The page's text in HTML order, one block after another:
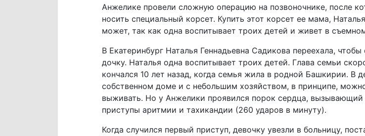
Анжелике провели сложную операцию на позвоночнике, после
носить специальный корсет. Купить этот корсет ее мама,
может, так как одна воспитывает троих детей и живет в
В Екатеринбург Наталья Геннадьевна Садикова переехала,
дочку. Наталья одна воспитывает троих детей. Глава семьи
кончался 10 лет назад, когда семья жила в родной Башкирии. В
собственном доме и с небольшим хозяйством, в принципе,
выживать. Но у Анжелики проявился порок сердца,
приступы аритмии и тахикандии (260 ударов в минуту).
Когда случился первый приступ, девочку увезли в больницу,